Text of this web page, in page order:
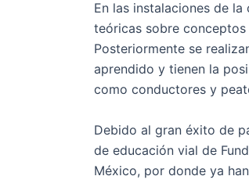
En las instalaciones de
teóricas sobre
Posteriormente se
aprendido y tienen la
como conductores y
Debido al gran éxito de
de educación vial de
México, por donde ya